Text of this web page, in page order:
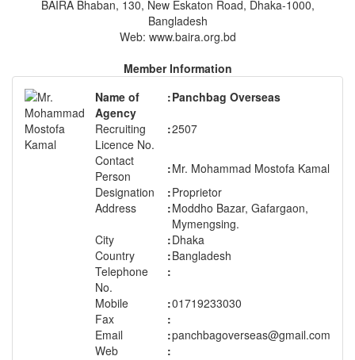
BAIRA Bhaban, 130, New Eskaton Road, Dhaka-1000,
Bangladesh
Web: www.baira.org.bd
Member Information
Name of
Agency
:Panchbag Overseas
Recruiting
Licence No.
:2507
Contact
Person
:Mr. Mohammad Mostofa Kamal
Designation
:Proprietor
Address
:Moddho Bazar, Gafargaon,
Mymengsing.
City
:Dhaka
Country
:Bangladesh
Telephone
No.
:
Mobile
:01719233030
Fax
:
Email
:panchbagoverseas@gmail.com
Web
: